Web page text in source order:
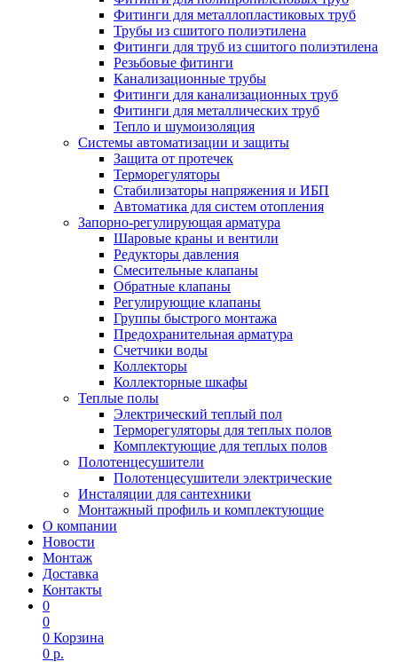
Фитинги для металлопластиковых труб
Трубы из сшитого полиэтилена
Фитинги для труб из сшитого полиэтилена
Резьбовые фитинги
Канализационные трубы
Фитинги для канализационных труб
Фитинги для металлических труб
Тепло и шумоизоляция
Системы автоматизации и защиты
Защита от протечек
Терморегуляторы
Стабилизаторы напряжения и ИБП
Автоматика для систем отопления
Запорно-регулирующая арматура
Шаровые краны и вентили
Редукторы давления
Смесительные клапаны
Обратные клапаны
Регулирующие клапаны
Группы быстрого монтажа
Предохранительная арматура
Счетчики воды
Коллекторы
Коллекторные шкафы
Теплые полы
Электрический теплый пол
Терморегуляторы для теплых полов
Комплектующие для теплых полов
Полотенцесушители
Полотенцесушители электрические
Инсталяции для сантехники
Монтажный профиль и комплектующие
О компании
Новости
Монтаж
Доставка
Контакты
0
0
0 Корзина
0 р.